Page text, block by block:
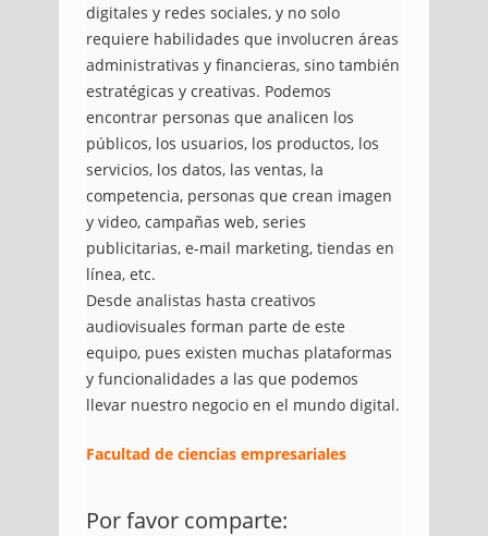
digitales y redes sociales, y no solo
requiere habilidades que involucren áreas
administrativas y financieras, sino también
estratégicas y creativas. Podemos
encontrar personas que analicen los
públicos, los usuarios, los productos, los
servicios, los datos, las ventas, la
competencia, personas que crean imagen
y video, campañas web, series
publicitarias, e-mail marketing, tiendas en
línea, etc.
Desde analistas hasta creativos
audiovisuales forman parte de este
equipo, pues existen muchas plataformas
y funcionalidades a las que podemos
llevar nuestro negocio en el mundo digital.
Facultad de ciencias empresariales
Por favor comparte:
futuro-esta-lleno-de-profesionales-